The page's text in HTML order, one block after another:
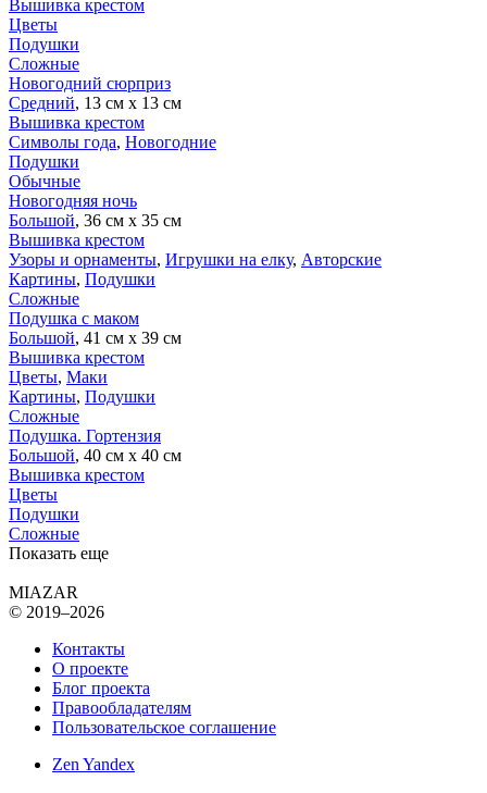
Вышивка крестом
Цветы
Подушки
Сложные
Новогодний сюрприз
Средний, 13 см х 13 см
Вышивка крестом
Символы года, Новогодние
Подушки
Обычные
Новогодняя ночь
Большой, 36 см х 35 см
Вышивка крестом
Узоры и орнаменты, Игрушки на елку, Авторские
Картины, Подушки
Сложные
Подушка с маком
Большой, 41 см х 39 см
Вышивка крестом
Цветы, Маки
Картины, Подушки
Сложные
Подушка. Гортензия
Большой, 40 см х 40 см
Вышивка крестом
Цветы
Подушки
Сложные
Показать еще
MIAZAR
© 2019–2026
Контакты
О проекте
Блог проекта
Правообладателям
Пользовательское соглашение
Zen Yandex